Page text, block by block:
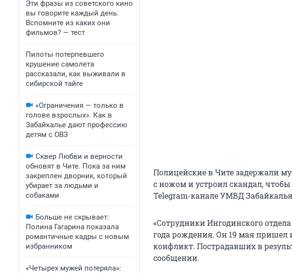
Эти фразы из советского кино
вы говорите каждый день.
Вспомните из каких они
фильмов? — тест
Пилоты потерпевшего
крушение самолета
рассказали, как выживали в
сибирской тайге
«Ограничения — только в
голове взрослых». Как в
Забайкалье дают профессию
детям с ОВЗ
Сквер Любви и верности
обновят в Чите. Пока за ним
закреплен дворник, который
убирает за людьми и
собаками
Больше не скрывает:
Полина Гагарина показала
романтичные кадры с новым
избранником
«Четырех мужей потеряла»:
Полицейские в Чите задержали
с ножом и устроил скандал, чтобы
Telegram-канале УМВД
«Сотрудники Ингодинского
года рождения. Он 19 мая пришел
конфликт. Пострадавших в
сообщении.